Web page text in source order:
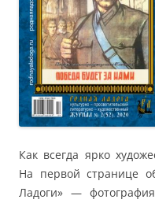
Как всегда ярко
На первой странице
Ладоги» —